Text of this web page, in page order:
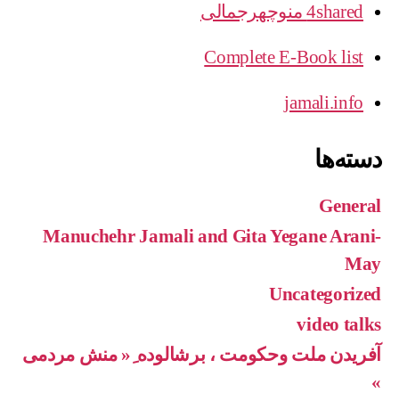
4shared منوچهرجمالی
Complete E-Book list
jamali.info
دسته‌ها
General
Manuchehr Jamali and Gita Yegane Arani-
May
Uncategorized
video talks
آفریدن ملت وحکومت ، برشالوده ِ« منش مردمی
»